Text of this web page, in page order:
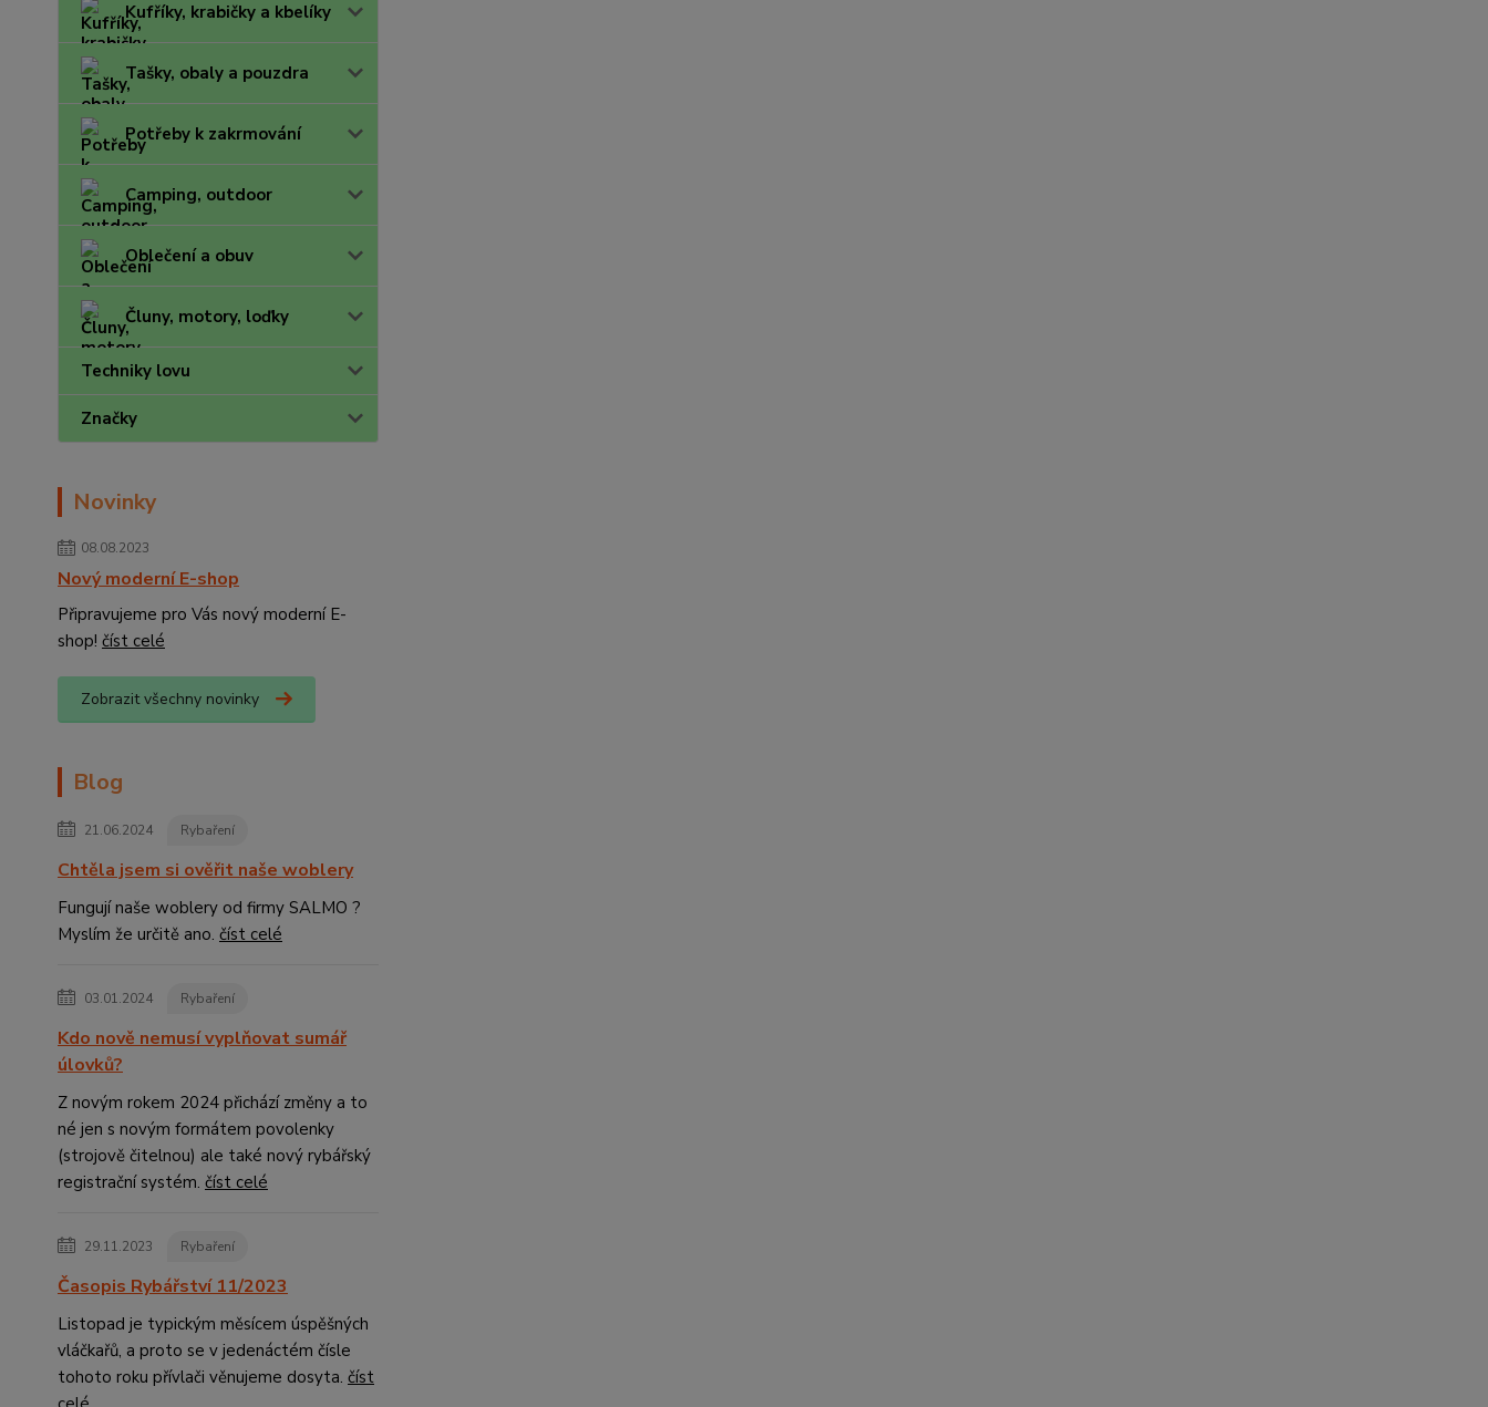
Kufříky, krabičky a kbelíky
Tašky, obaly a pouzdra
Potřeby k zakrmování
Camping, outdoor
Oblečení a obuv
Čluny, motory, loďky
Techniky lovu
Značky
Novinky
08.08.2023
Nový moderní E-shop
Připravujeme pro Vás nový moderní E-
shop! číst celé
Zobrazit všechny novinky
Blog
21.06.2024 Rybaření
Chtěla jsem si ověřit naše woblery
Fungují naše woblery od firmy SALMO ?
Myslím že určitě ano. číst celé
03.01.2024 Rybaření
Kdo nově nemusí vyplňovat sumář
úlovků?
Z novým rokem 2024 přichází změny a to
né jen s novým formátem povolenky
(strojově čitelnou) ale také nový rybářský
registrační systém. číst celé
29.11.2023 Rybaření
Časopis Rybářství 11/2023
Listopad je typickým měsícem úspěšných
vláčkařů, a proto se v jedenáctém čísle
tohoto roku přívlači věnujeme dosyta. číst